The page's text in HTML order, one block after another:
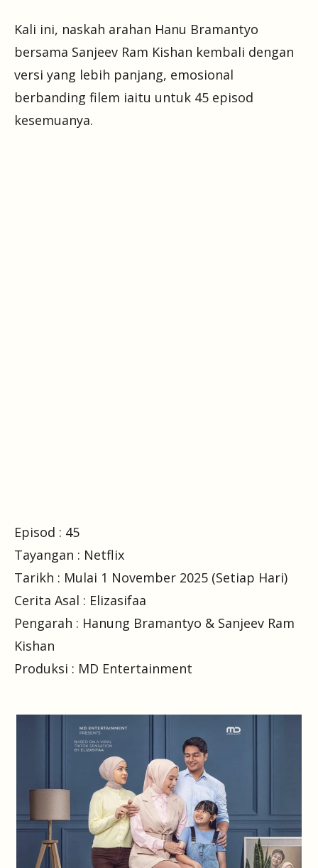
Kali ini, naskah arahan Hanu Bramantyo
bersama Sanjeev Ram Kishan kembali dengan
versi yang lebih panjang, emosional
berbanding filem iaitu untuk 45 episod
kesemuanya.
Episod : 45
Tayangan : Netflix
Tarikh : Mulai 1 November 2025 (Setiap Hari)
Cerita Asal : Elizasifaa
Pengarah : Hanung Bramantyo & Sanjeev Ram
Kishan
Produksi : MD Entertainment